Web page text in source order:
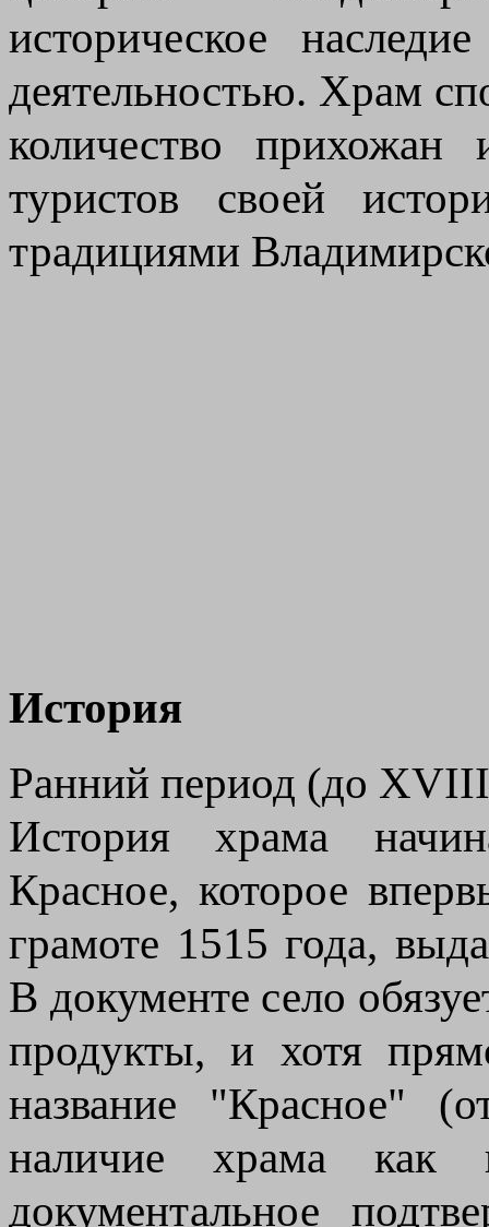
историческое
деятельностью. Храм
количество прихожан
туристов своей
традициями
История
Ранний период (до
История храма
Красное, которое
грамоте 1515 года,
В документе село
продукты, и хотя
название "Красное"
наличие храма как
документальное